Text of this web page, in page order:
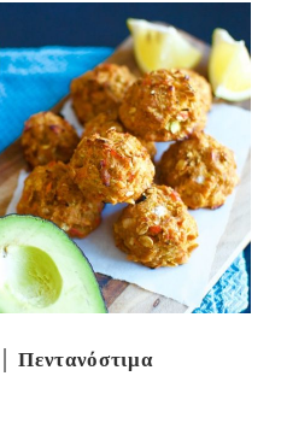
Πεντανόστιμα